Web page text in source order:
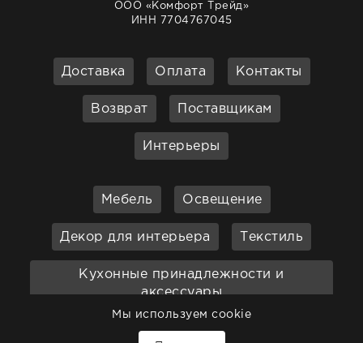
ООО «Комфорт Трейд»
ИНН 7704767045
Доставка Оплата Контакты
Возврат Поставщикам
Интерьеры
Мебель Освещение
Декор для интерьера Текстиль
Кухонные принадлежности и
аксессуары
Ванная Садовая мебель
Мы используем cookie